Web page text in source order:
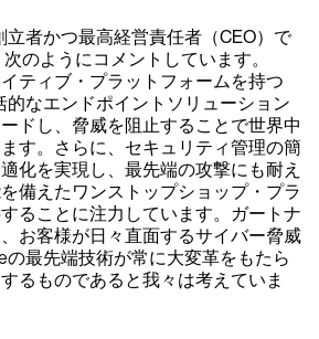
立者かつ最高経営責任者（CEO）で
のようにコメントしています。
イティブ・プラットフォームを持つ
的なエンドポイントソリューション
ドし、脅威を阻止することで世界中
す。さらに、セキュリティ管理の簡
化を実現し、最先端の攻撃にも耐え
備えたワンストップショップ・プラ
ることに注力しています。ガートナ
お客様が日々直面するサイバー脅威
の最先端技術が常に大変革をもたら
るものであると我々は考えていま